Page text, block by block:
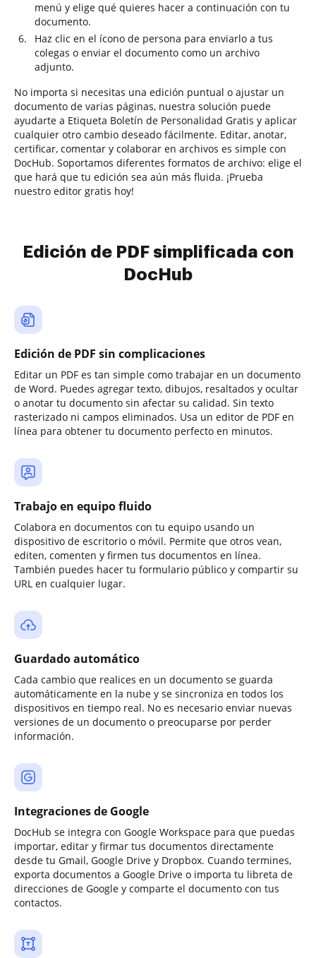
menú y elige qué quieres hacer a continuación con tu
documento.
Haz clic en el ícono de persona para enviarlo a tus
colegas o enviar el documento como un archivo
adjunto.
No importa si necesitas una edición puntual o ajustar un
documento de varias páginas, nuestra solución puede
ayudarte a Etiqueta Boletín de Personalidad Gratis y aplicar
cualquier otro cambio deseado fácilmente. Editar, anotar,
certificar, comentar y colaborar en archivos es simple con
DocHub. Soportamos diferentes formatos de archivo: elige el
que hará que tu edición sea aún más fluida. ¡Prueba
nuestro editor gratis hoy!
Edición de PDF simplificada con
DocHub
Edición de PDF sin complicaciones
Editar un PDF es tan simple como trabajar en un documento
de Word. Puedes agregar texto, dibujos, resaltados y ocultar
o anotar tu documento sin afectar su calidad. Sin texto
rasterizado ni campos eliminados. Usa un editor de PDF en
línea para obtener tu documento perfecto en minutos.
Trabajo en equipo fluido
Colabora en documentos con tu equipo usando un
dispositivo de escritorio o móvil. Permite que otros vean,
editen, comenten y firmen tus documentos en línea.
También puedes hacer tu formulario público y compartir su
URL en cualquier lugar.
Guardado automático
Cada cambio que realices en un documento se guarda
automáticamente en la nube y se sincroniza en todos los
dispositivos en tiempo real. No es necesario enviar nuevas
versiones de un documento o preocuparse por perder
información.
Integraciones de Google
DocHub se integra con Google Workspace para que puedas
importar, editar y firmar tus documentos directamente
desde tu Gmail, Google Drive y Dropbox. Cuando termines,
exporta documentos a Google Drive o importa tu libreta de
direcciones de Google y comparte el documento con tus
contactos.